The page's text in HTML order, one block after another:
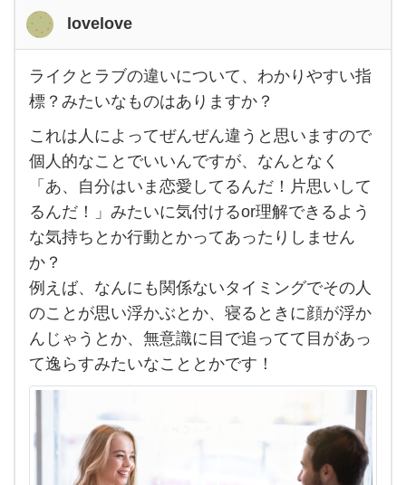
lovelove
ラ
ク
と
ラ
ブ
の違
い
に
つ
い
て、
か
ライクとラブの違いについて、わかりやすい指
標？みたいなものはありますか？
これは人によってぜんぜん違うと思いますので
個人的なことでいいんですが、なんとなく
「あ、自分はいま恋愛してるんだ！片思いして
るんだ！」みたいに気付けるor理解できるよう
な気持ちとか行動とかってあったりしません
か？
例えば、なんにも関係ないタイミングでその人
のことが思い浮かぶとか、寝るときに顔が浮か
んじゃうとか、無意識に目で追ってて目があっ
て逸らすみたいなこととかです！